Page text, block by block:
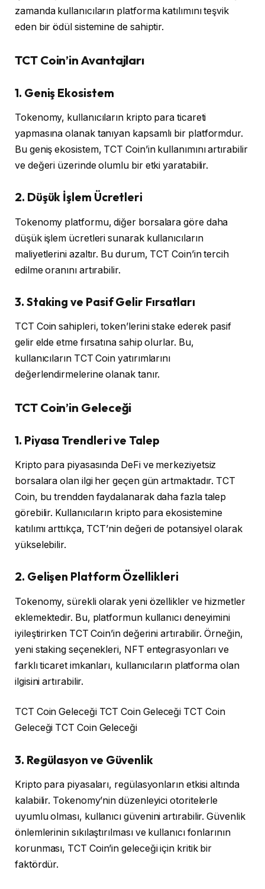
zamanda kullanıcıların platforma katılımını teşvik
eden bir ödül sistemine de sahiptir.
TCT Coin’in Avantajları
1. Geniş Ekosistem
Tokenomy, kullanıcıların kripto para ticareti
yapmasına olanak tanıyan kapsamlı bir platformdur.
Bu geniş ekosistem, TCT Coin’in kullanımını artırabilir
ve değeri üzerinde olumlu bir etki yaratabilir.
2. Düşük İşlem Ücretleri
Tokenomy platformu, diğer borsalara göre daha
düşük işlem ücretleri sunarak kullanıcıların
maliyetlerini azaltır. Bu durum, TCT Coin’in tercih
edilme oranını artırabilir.
3. Staking ve Pasif Gelir Fırsatları
TCT Coin sahipleri, token’lerini stake ederek pasif
gelir elde etme fırsatına sahip olurlar. Bu,
kullanıcıların TCT Coin yatırımlarını
değerlendirmelerine olanak tanır.
TCT Coin’in Geleceği
1. Piyasa Trendleri ve Talep
Kripto para piyasasında DeFi ve merkeziyetsiz
borsalara olan ilgi her geçen gün artmaktadır. TCT
Coin, bu trendden faydalanarak daha fazla talep
görebilir. Kullanıcıların kripto para ekosistemine
katılımı arttıkça, TCT’nin değeri de potansiyel olarak
yükselebilir.
2. Gelişen Platform Özellikleri
Tokenomy, sürekli olarak yeni özellikler ve hizmetler
eklemektedir. Bu, platformun kullanıcı deneyimini
iyileştirirken TCT Coin’in değerini artırabilir. Örneğin,
yeni staking seçenekleri, NFT entegrasyonları ve
farklı ticaret imkanları, kullanıcıların platforma olan
ilgisini artırabilir.
TCT Coin Geleceği TCT Coin Geleceği TCT Coin
Geleceği TCT Coin Geleceği
3. Regülasyon ve Güvenlik
Kripto para piyasaları, regülasyonların etkisi altında
kalabilir. Tokenomy’nin düzenleyici otoritelerle
uyumlu olması, kullanıcı güvenini artırabilir. Güvenlik
önlemlerinin sıkılaştırılması ve kullanıcı fonlarının
korunması, TCT Coin’in geleceği için kritik bir
faktördür.